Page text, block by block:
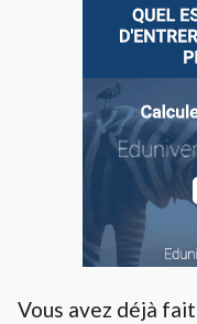
Vous avez déjà